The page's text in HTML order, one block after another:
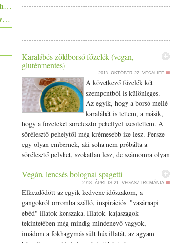
Egyszerűen elkészíthető ételek - 10+1 elronthatatlan recept kezdő konyhatündéreknek
Pisto, azaz a spanyolok lecsója - egy huszárvágással tesszük laktatóbbá
Karalábés zöldborsó főzelék (vegán,
gluténmentes)
2018. OKTÓBER 22. VEGALIFE
A következő főzelék két
szempontból is különleges.
Az egyik, hogy a borsó mellé
karalábét is tettem, a másik,
hogy a főzeléket sörélesztő pehellyel ízesítettem. A
sörélesztő pehelytől még krémesebb íze lesz. Persze
egy olyan embernek, aki soha nem próbálta a
sörélesztő pelyhet, szokatlan lesz, de számomra olyan
bele. De elsősorban nem is az íze miatt teszem hozzá,
hanem sokkal inkább a sörélesztő pehely tápértéke
miatt. Habár nem tartozik az esszenciális
tápanyagok közé, a Maryland Egyetem Egészségügyi
Központjának kutatásai bebizonyították, hogy a B-
vitamin komplexek legjobb forrása a sörélesztő
pehely. A sörélesztő ugyanis nagy mennyiségben
Vegán, lencsés bolognai spagetti
2018. ÁPRILIS 21. VEGASZTROMÁNIA
Elkezdődött az egyik kedvenc időszakom, a
gangokról orromba szálló, inspirációs, "vasárnapi
ebéd" illatok korszaka. Illatok, kajaszagok
tekintetében még mindig mindenevő vagyok,
imádom a fokhagymás sült hús illatát, az agyam